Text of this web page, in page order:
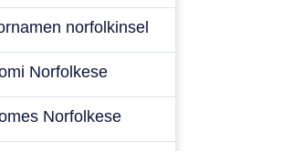
norfolkinsel
Norfolkese
Norfolkese